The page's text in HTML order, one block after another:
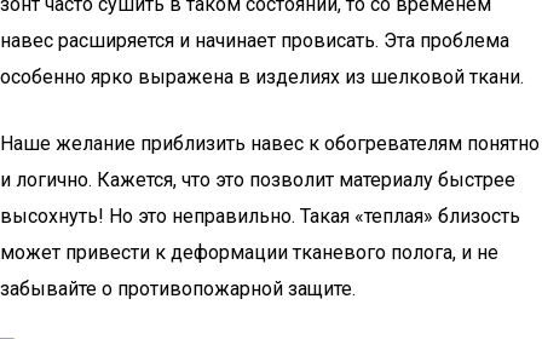
навес расширяется и начинает провисать. Эта проблема
особенно ярко выражена в изделиях из шелковой ткани.
Наше желание приблизить навес к обогревателям понятно
и логично. Кажется, что это позволит материалу быстрее
высохнуть! Но это неправильно. Такая «теплая» близость
может привести к деформации тканевого полога, и не
забывайте о противопожарной защите.